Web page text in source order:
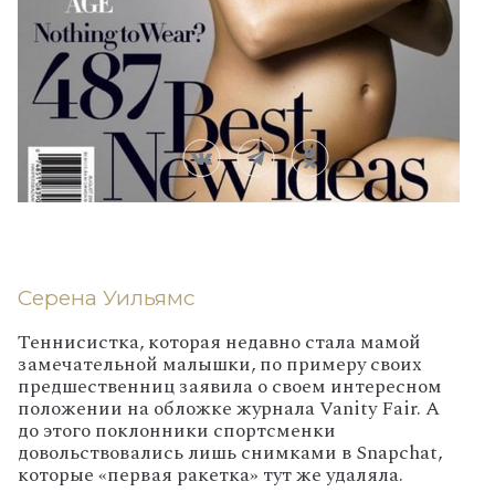
Серена Уильямс
Теннисистка, которая недавно стала мамой
замечательной малышки, по примеру своих
предшественниц заявила о своем интересном
положении на обложке журнала Vanity Fair. А
до этого поклонники спортсменки
довольствовались лишь снимками в Snapchat,
которые «первая ракетка» тут же удаляла.